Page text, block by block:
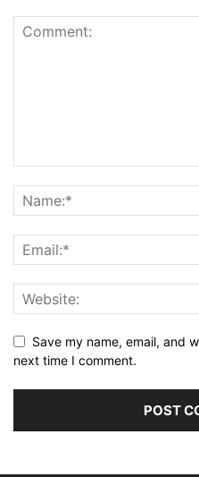
Save my name, email, and
next time I comment.